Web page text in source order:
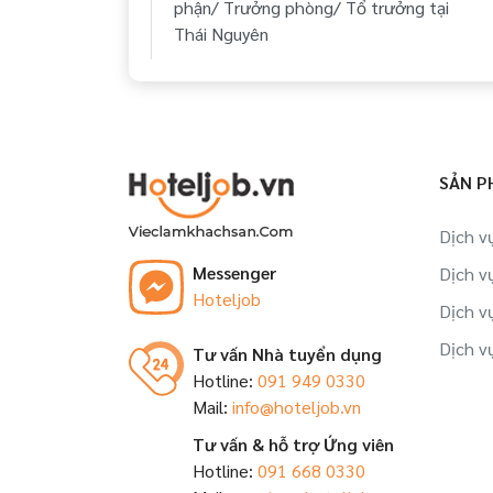
phận/ Trưởng phòng/ Tổ trưởng tại
Thái Nguyên
Việc làm Nhân viên tập sự tại Thái
Nguyên
Việc làm Đào tạo viên tại Thái Nguyên
Việc làm Trợ lý, thư ký tại Thái Nguyên
Việc làm Nhân viên tại Thái Nguyên
Messenger
Hoteljob
Tư vấn Nhà tuyển dụng
Hotline: 091 949 0330
Mail: info@hoteljob.vn
Tư vấn & hỗ trợ Ứng viên
Hotline: 091 668 0330
SẢN
Dịch
Dịch
Dịch
Dịch